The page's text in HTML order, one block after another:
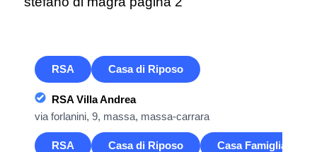
RSA Casa di Riposo
RSA Villa Andrea
via forlanini, 9, massa, massa-carrara
RSA Casa di Riposo Casa Famiglia